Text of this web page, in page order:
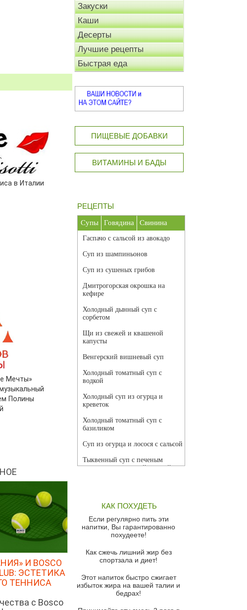
в Италии
Мечты»
Полины
И BOSCO
ЭСТЕТИКА
ТЕННИСА
с Bosco
Закуски
Каши
Десерты
Лучшие рецепты
Быстрая еда
ПИЩЕВЫЕ ДОБАВКИ
ВИТАМИНЫ И БАДЫ
РЕЦЕПТЫ
Супы Говядина Свинина
Гаспачо с сальсой из авокадо
Суп из шампиньонов
Суп из сушеных грибов
Дмитрогорская окрошка на
кефире
Холодный дынный суп с
сорбетом
Щи из свежей и квашеной
капусты
Венгерский вишневый суп
Холодный томатный суп с
водкой
Холодный суп из огурца и
креветок
Холодный томатный суп с
базиликом
Суп из огурца и лосося с сальсой
Тыквенный суп с печеным
чесноком и томатной сальсой
красного перца
Парижский луковый суп
Суп из спаржи и горошка с
Суп-крем из цветной капусты
Французский луковый суп
Суп из баклажанов с моцареллой
КАК ПОХУДЕТЬ
Если регулярно пить эти
напитки, Вы гарантированно
похудеете!
Как сжечь лишний жир без
спортзала и диет!
Этот напиток быстро сжигает
избыток жира на вашей талии и
бедрах!